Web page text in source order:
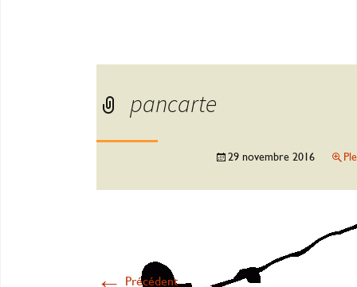
pancarte
29 novembre 2016
← Précédent